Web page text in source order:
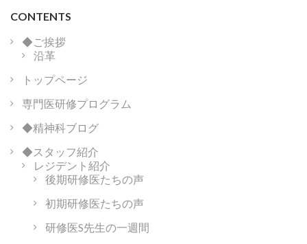
ビ
ー
シ
ョ
ン
CONTENTS
◆ご挨拶
沿革
トップページ
専門医研修プログラム
◆精神科ブログ
◆スタッフ紹介
レジデント紹介
後期研修医たちの声
初期研修医たちの声
研修医S先生の一週間